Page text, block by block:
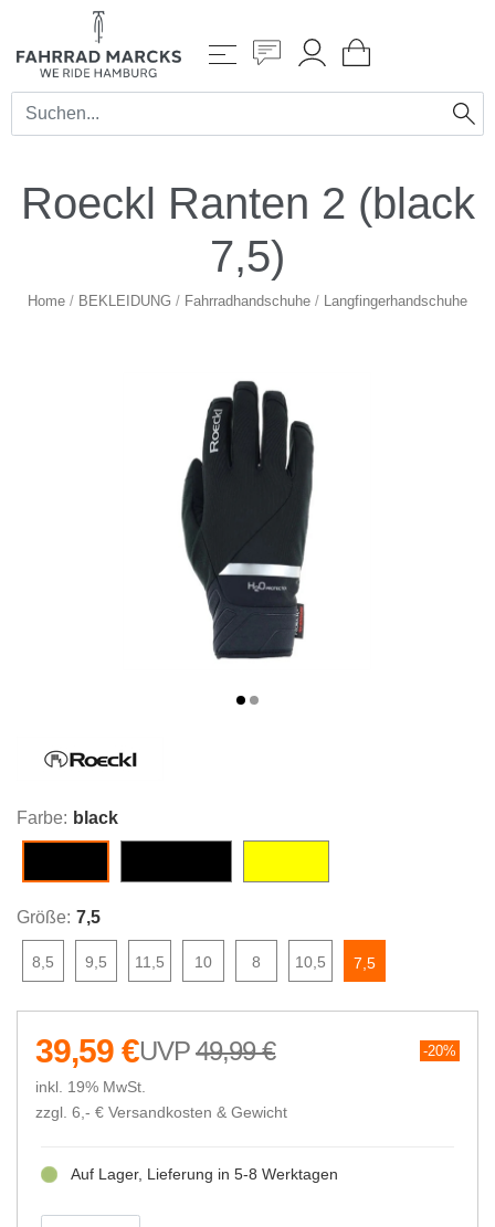
Roeckl Ranten 2 (black
7,5)
Home / BEKLEIDUNG / Fahrradhandschuhe / Langfingerhandschuhe
Farbe: black
Größe: 7,5
8,5 9,5 11,5 10 8 10,5 7,5
49,99 € 20%
39,59 €
inkl. 19% MwSt.
zzgl. 6,- € Versandkosten & Gewicht
Auf Lager, Lieferung in 5-8 Werktagen